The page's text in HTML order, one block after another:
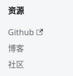
资源
Github
博客
社区